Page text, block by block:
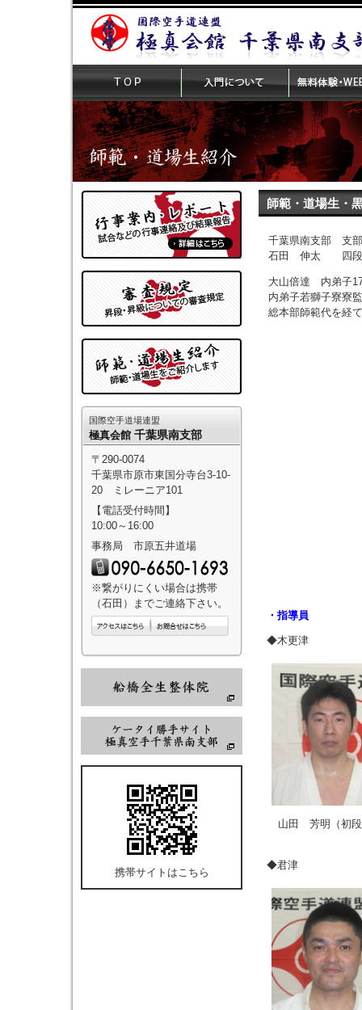
師範・道場生・
千葉県南支部 支
石田 伸太 四
大山倍達 内弟子
内弟子若獅子寮寮監
総本部師範代を経
・指導員
◆木更津
山田 芳明（初
◆君津
国際空手道場連盟
極真会館 千葉県南支部
〒290-0074
千葉県市原市東国分寺台3-10-
20 ミレーニア101
【電話受付時間】
10:00～16:00
事務局 市原五井道場
※繋がりにくい場合は携帯
（石田）までご連絡下さい。
携帯サイトはこちら